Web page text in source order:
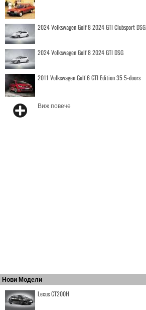
2024 Volkswagen Golf 8 2024 GTI Clubsport DSG
2024 Volkswagen Golf 8 2024 GTI DSG
2011 Volkswagen Golf 6 GTI Edition 35 5-doors
Виж повече
Нови Модели
Lexus CT200H